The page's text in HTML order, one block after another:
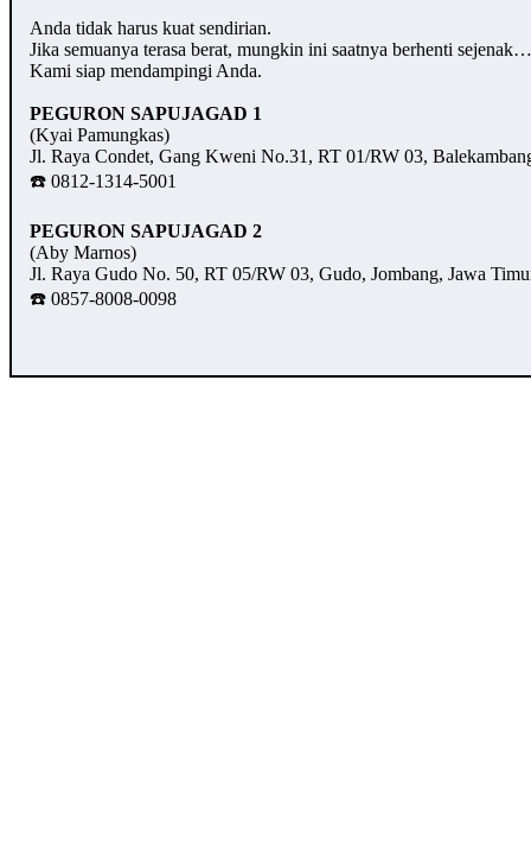
Anda tidak harus kuat sendirian.
Jika semuanya terasa berat, mungkin ini saatnya berhenti
Kami siap mendampingi Anda.
PEGURON SAPUJAGAD 1
(Kyai Pamungkas)
Jl. Raya Condet, Gang Kweni No.31, RT 01/RW 03,
☎️ 0812-1314-5001
PEGURON SAPUJAGAD 2
(Aby Marnos)
Jl. Raya Gudo No. 50, RT 05/RW 03, Gudo, Jombang, Jawa
☎️ 0857-8008-0098